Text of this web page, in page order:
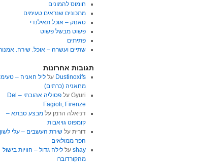
חומוס להמונים
מתכונים שנראים טעימים
סאנוק – אוכל תאילנדי
פשוט מבשל פשוט
פתיתים
שתיים ועשרה – אוכל. שירה.
תגובות אחרונות
Dustinoxifs על ליל חאניה –
מחאניה (כרתים)
Gyuriעל
פסוליה אהובתי – Del
Fagioli, Firenze
דניאלה הרמן על מבצע סבתא –
קומפוט גויאבות
דוריתעל שירת העשבים – עלי לשון
הפר ממולאים
shayעל לילה גדול – חוויות בישול
מהקורדוברו